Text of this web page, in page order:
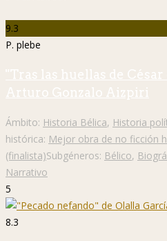
9.3
P. plebe
"Tras las huellas de
Arturo Gonzalo Aizpiri
Ámbito: Historia Bélica, Historia
histórica: Mejor obra de no ficción
(finalista)Subgéneros: Bélico,
Narrativo
5
8.3